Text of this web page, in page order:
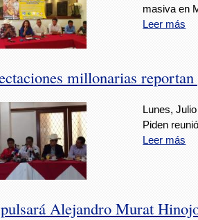
masiva en
Leer más
millonarias reportan
Lunes,
Piden
Leer más
Alejandro Murat